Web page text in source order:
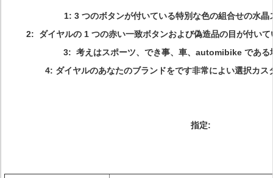
1: 3 つのボタンが付いている特別な色の組合せの水晶
2: ダイヤルの 1 つの赤い一致ボタンおよび偽造品の目が付い
3: 考えはスポーツ、でき事、車、automibike である
4: ダイヤルのあなたのブランドをです非常によい選択カ
指定: